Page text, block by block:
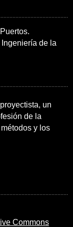
de la
un
de la
y los
Commons